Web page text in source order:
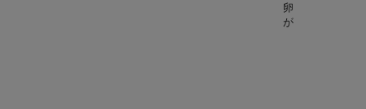
卵とバターがた
が楽しめる、甘